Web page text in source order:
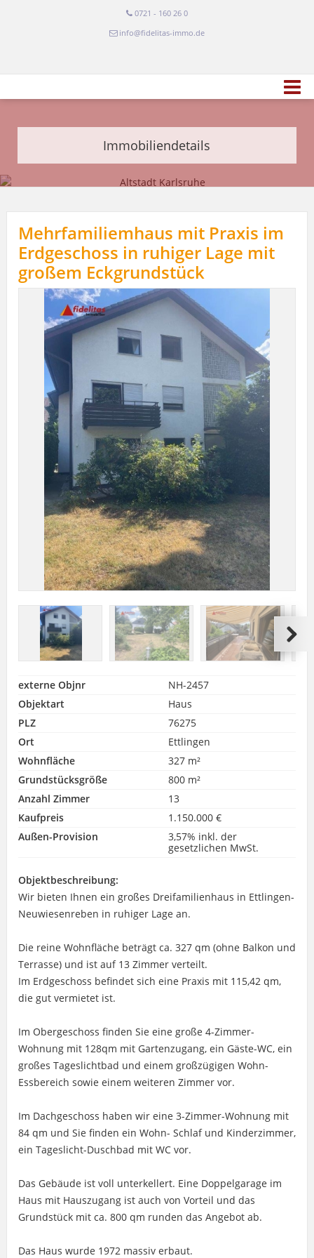
0721 - 160 26 0
info@fidelitas-immo.de
Immobiliendetails
Mehrfamiliemhaus mit Praxis im
Erdgeschoss in ruhiger Lage mit
großem Eckgrundstück
externe Objnr
NH-2457
Objektart
Haus
PLZ
76275
Ort
Ettlingen
Wohnfläche
327 m²
Grundstücksgröße
800 m²
Anzahl Zimmer
13
Kaufpreis
1.150.000 €
Außen-Provision
3,57% inkl. der
gesetzlichen MwSt.
Objektbeschreibung:
Wir bieten Ihnen ein großes Dreifamilienhaus in Ettlingen-
Neuwiesenreben in ruhiger Lage an.
Die reine Wohnfläche beträgt ca. 327 qm (ohne Balkon und
Terrasse) und ist auf 13 Zimmer verteilt.
Im Erdgeschoss befindet sich eine Praxis mit 115,42 qm,
die gut vermietet ist.
Im Obergeschoss finden Sie eine große 4-Zimmer-
Wohnung mit 128qm mit Gartenzugang, ein Gäste-WC, ein
großes Tageslichtbad und einem großzügigen Wohn-
Essbereich sowie einem weiteren Zimmer vor.
Im Dachgeschoss haben wir eine 3-Zimmer-Wohnung mit
84 qm und Sie finden ein Wohn- Schlaf und Kinderzimmer,
ein Tageslicht-Duschbad mit WC vor.
Das Gebäude ist voll unterkellert. Eine Doppelgarage im
Haus mit Hauszugang ist auch von Vorteil und das
Grundstück mit ca. 800 qm runden das Angebot ab.
Das Haus wurde 1972 massiv erbaut.